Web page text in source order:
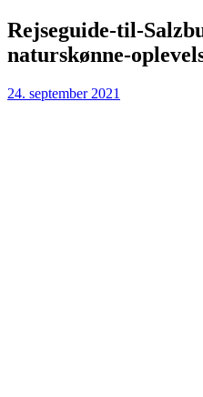
Skip
to
content
Rejseguide-til-
naturskønne-
24. september 2021